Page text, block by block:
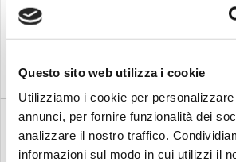
Questo sito web utilizza i cookie
Utilizziamo i cookie per
annunci, per fornire funzionalità dei
analizzare il nostro traffico.
informazioni sul modo in cui utilizzi il
viaggio con Comet e
diventa un Drummer for
Life!Caratteristiche-Cestello
P...
39,00 119,00